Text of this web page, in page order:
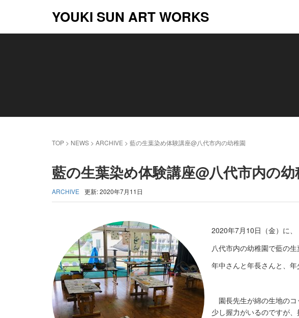
YOUKI SUN ART WORKS
TOP > NEWS > ARCHIVE > 藍の生葉染め体験講座@八代市内の幼稚園
藍の生葉染め体験講座@八代市内の幼
ARCHIVE 更新: 2020年7月11日
2020年7月10日（金）に、
八代市内の幼稚園で藍の生
年中さんと年長さんと、
園長先生が綿の生地のコ
少し握力がいるのですが